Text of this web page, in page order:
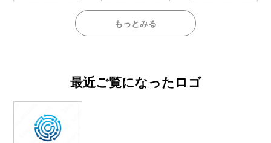
もっとみる
最近ご覧になったロゴ